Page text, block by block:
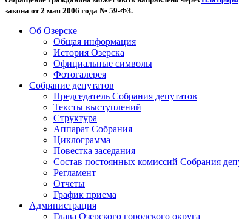
закона от 2 мая 2006 года № 59-ФЗ.
Об Озерске
Общая информация
История Озерска
Официальные символы
Фотогалерея
Собрание депутатов
Председатель Собрания депутатов
Тексты выступлений
Структура
Аппарат Собрания
Циклограмма
Повестка заседания
Состав постоянных комиссий Собрания
Регламент
Отчеты
График приема
Администрация
Глава Озерского городского округа